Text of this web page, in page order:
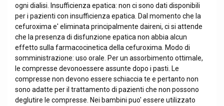
ogni dialisi. Insufficienza epatica: non ci sono dati disponibili
per i pazienti con insufficienza epatica. Dal momento che la
cefuroxima e' eliminata principalmente daireni, ci si attende
che la presenza di disfunzione epatica non abbia alcun
effetto sulla farmacocinetica della cefuroxima. Modo di
somministrazione: uso orale. Per un assorbimento ottimale,
le compresse devonoessere assunte dopo i pasti. Le
compresse non devono essere schiaccia te e pertanto non
sono adatte per il trattamento di pazienti che non possono
deglutire le compresse. Nei bambini puo' essere utilizzato